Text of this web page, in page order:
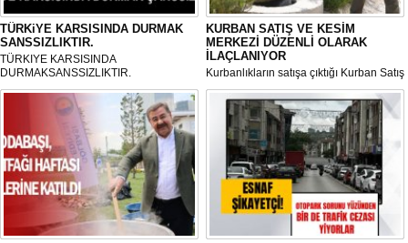
TÜRKiYE KARSISINDA DURMAK
SANSSIZLIKTIR.
TÜRKIYE KARSISINDA
DURMAKSANSSIZLIKTIR.
KURBAN SATIŞ VE KESİM
MERKEZİ DÜZENLİ OLARAK
İLAÇLANIYOR
Kurbanlıkların satışa çıktığı Kurban Satış
ve Kesim Merkezi, haşere ve
mikropların önüne geçilmesi amacıyla
her gün Gölbaşı Belediyesi ekipleri
tarafından düzenli olarak ilaçlanıyor.